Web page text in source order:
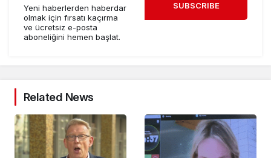
Yeni haberlerden haberdar
olmak için fırsatı kaçırma
ve ücretsiz e-posta
aboneliğini hemen başlat.
SUBSCRIBE
Related News